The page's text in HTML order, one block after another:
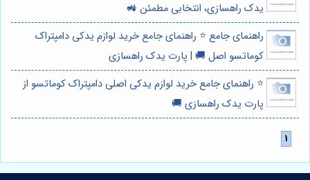
یدک راهسازی، انتخابی مطمئن 🚜
راهنمای جامع ⭐️ راهنمای جامع خرید لوازم یدکی دامپتراک
کوماتسو اصل 🚚 | پارت یدک راهسازی
⭐️ راهنمای جامع خرید لوازم یدکی اصلی دامپتراک کوماتسو از
پارت یدک راهسازی 🚚